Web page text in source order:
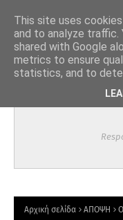
Αρχική σελίδα ΑΠΟΨΗ
This site uses
and to analyze traffic.
shared with Google
metrics to ensure
statistics, and to